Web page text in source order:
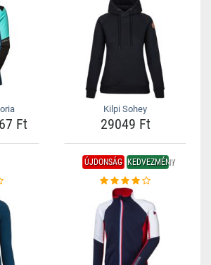
Ft
Kilpi Sohey
29049 Ft
ÚJDONSÁG KEDVEZMÉNY